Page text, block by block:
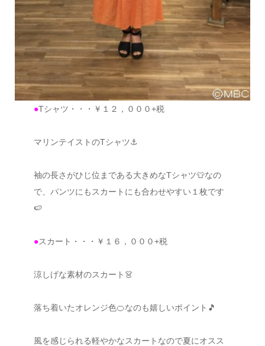
●Tシャツ・・・￥１２，０００+税
マリンテイストのTシャツ⚓
袖の長さがひじ位まである大きめなTシャツ👕なの
で、パンツにもスカートにも合わせやすい１枚です
🍉
●スカート・・・￥１６，０００+税
涼しげな素材のスカート👗
落ち着いたオレンジ色🍊なのも嬉しいポイント🎵
風を感じられる軽やかなスカートなので夏にオスス